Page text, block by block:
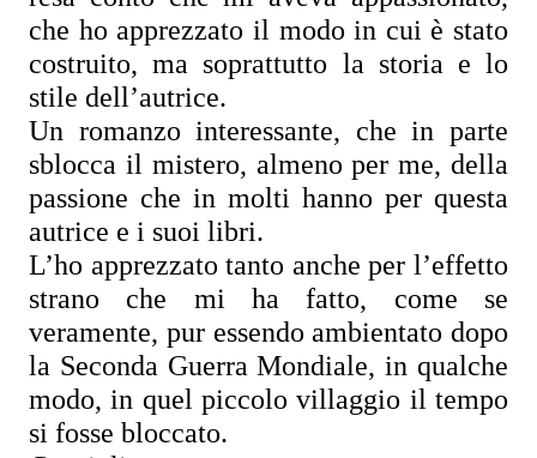
che ho apprezzato il modo in cui è stato
costruito, ma soprattutto la storia e lo
stile dell’autrice.
Un romanzo interessante, che in parte
sblocca il mistero, almeno per me, della
passione che in molti hanno per questa
autrice e i suoi libri.
L’ho apprezzato tanto anche per l’effetto
strano che mi ha fatto, come se
veramente, pur essendo ambientato dopo
la Seconda Guerra Mondiale, in qualche
modo, in quel piccolo villaggio il tempo
si fosse bloccato.